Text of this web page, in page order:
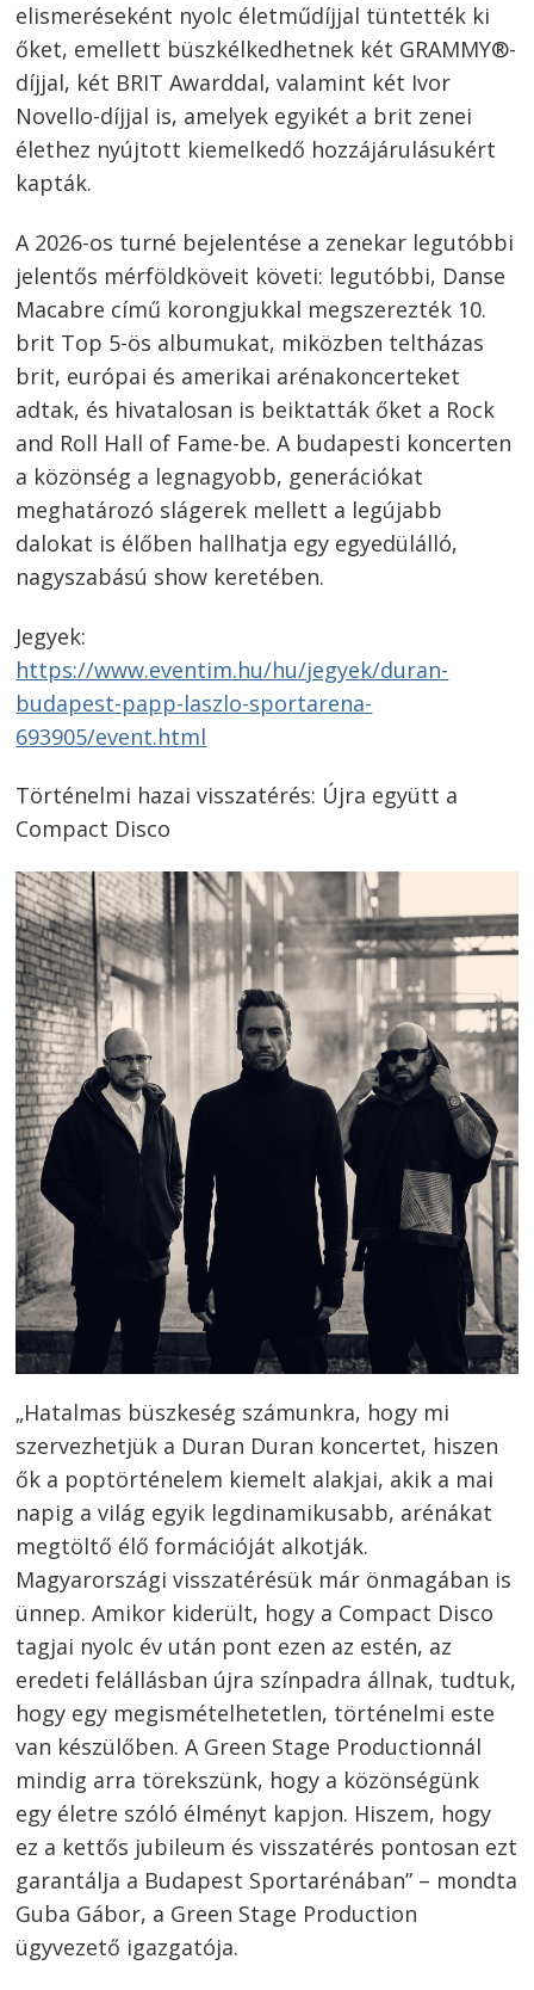
elismeréseként nyolc életműdíjjal tüntették ki
őket, emellett büszkélkedhetnek két GRAMMY®-
díjjal, két BRIT Awarddal, valamint két Ivor
Novello-díjjal is, amelyek egyikét a brit zenei
élethez nyújtott kiemelkedő hozzájárulásukért
kapták.
A 2026-os turné bejelentése a zenekar legutóbbi
jelentős mérföldköveit követi: legutóbbi, Danse
Macabre című korongjukkal megszerezték 10.
brit Top 5-ös albumukat, miközben teltházas
brit, európai és amerikai arénakoncerteket
adtak, és hivatalosan is beiktatták őket a Rock
and Roll Hall of Fame-be. A budapesti koncerten
a közönség a legnagyobb, generációkat
meghatározó slágerek mellett a legújabb
dalokat is élőben hallhatja egy egyedülálló,
nagyszabású show keretében.
Jegyek:
https://www.eventim.hu/hu/jegyek/duran-
budapest-papp-laszlo-sportarena-
693905/event.html
Történelmi hazai visszatérés: Újra együtt a
Compact Disco
„Hatalmas büszkeség számunkra, hogy mi
szervezhetjük a Duran Duran koncertet, hiszen
ők a poptörténelem kiemelt alakjai, akik a mai
napig a világ egyik legdinamikusabb, arénákat
megtöltő élő formációját alkotják.
Magyarországi visszatérésük már önmagában is
ünnep. Amikor kiderült, hogy a Compact Disco
tagjai nyolc év után pont ezen az estén, az
eredeti felállásban újra színpadra állnak, tudtuk,
hogy egy megismételhetetlen, történelmi este
van készülőben. A Green Stage Productionnál
mindig arra törekszünk, hogy a közönségünk
egy életre szóló élményt kapjon. Hiszem, hogy
ez a kettős jubileum és visszatérés pontosan ezt
garantálja a Budapest Sportarénában” – mondta
Guba Gábor, a Green Stage Production
ügyvezető igazgatója.
Bejegyzés